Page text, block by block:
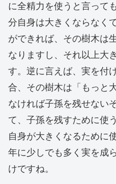
に全精力を使うと言って
分自身は大きくならなく
ができれば、その樹木は
なりますし、それ以上大
す。逆に言えば、実を付
合、その樹木は「もっと
なければ子孫を残せない
て、子孫を残すために使
自身が大きくなるために
年に少しでも多く実を成
けですね。